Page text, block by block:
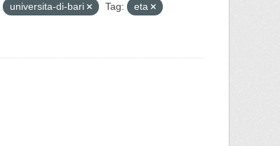
universita-di-bari Tag:
eta